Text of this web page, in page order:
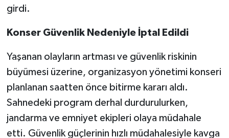
girdi.
Konser Güvenlik Nedeniyle İptal Edildi
Yaşanan olayların artması ve güvenlik riskinin
büyümesi üzerine, organizasyon yönetimi konseri
planlanan saatten önce bitirme kararı aldı.
Sahnedeki program derhal durdurulurken,
jandarma ve emniyet ekipleri olaya müdahale
etti. Güvenlik güçlerinin hızlı müdahalesiyle kavga